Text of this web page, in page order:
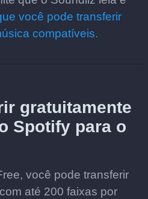
você pode transferir
compatíveis.
gratuitamente
Spotify para o
você pode transferir
até 200 faixas por